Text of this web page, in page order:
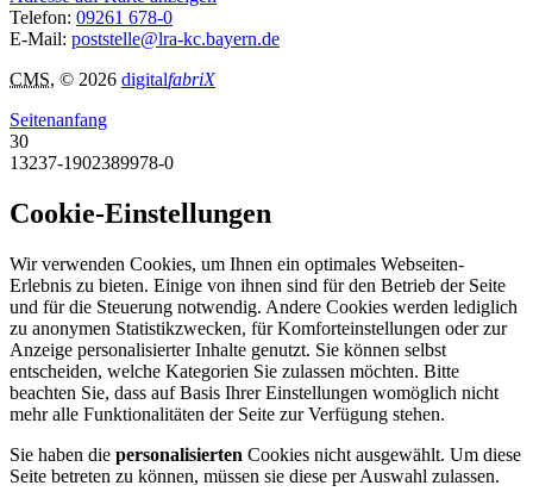
Telefon: 09261 678-0
E-Mail: poststelle@lra-kc.bayern.de
CMS, © 2026 digitalfabriX
Seitenanfang
30
13237-1902389978-0
Cookie-Einstellungen
Wir verwenden Cookies, um Ihnen ein optimales Webseiten-
Erlebnis zu bieten. Einige von ihnen sind für den Betrieb der Seite
und für die Steuerung notwendig. Andere Cookies werden lediglich
zu anonymen Statistikzwecken, für Komforteinstellungen oder zur
Anzeige personalisierter Inhalte genutzt. Sie können selbst
entscheiden, welche Kategorien Sie zulassen möchten. Bitte
beachten Sie, dass auf Basis Ihrer Einstellungen womöglich nicht
mehr alle Funktionalitäten der Seite zur Verfügung stehen.
Sie haben die personalisierten Cookies nicht ausgewählt. Um diese
Seite betreten zu können, müssen sie diese per Auswahl zulassen.